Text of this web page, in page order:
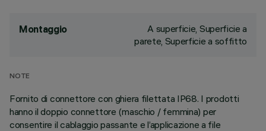
Montaggio
A superficie, Superficie a
parete, Superficie a soffitto
NOTE
Fornito di connettore con ghiera filettata IP68. I prodotti
hanno il doppio connettore (maschio / femmina) per
consentire il cablaggio passante e l’applicazione a file